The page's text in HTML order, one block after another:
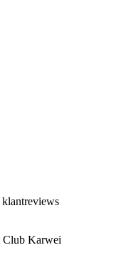
klantreviews
Club Karwei